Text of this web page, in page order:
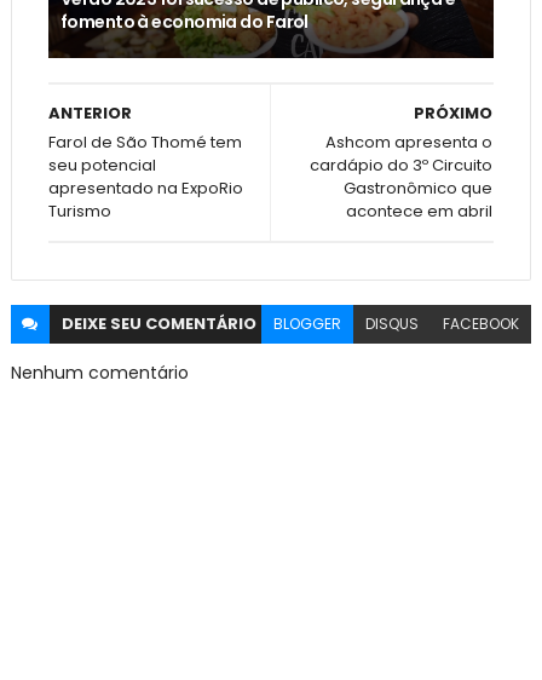
fomento à economia do Farol
PRÓXIMO
Ashcom apresenta o
cardápio do 3º Circuito
Gastronômico que
acontece em abril
ANTERIOR
Farol de São Thomé tem
seu potencial
apresentado na ExpoRio
Turismo
DEIXE SEU COMENTÁRIO BLOGGER DISQUS FACEBOOK
Nenhum comentário